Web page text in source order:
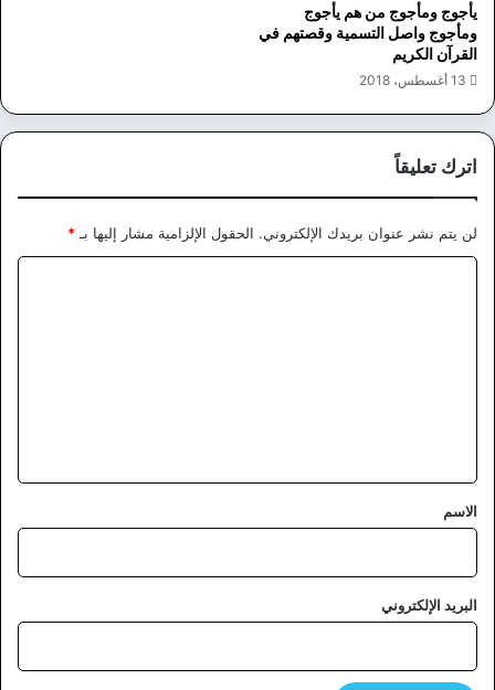
يأجوج ومأجوج من هم يأجوج
ومأجوج واصل التسمية وقصتهم في
القرآن الكريم
13 أغسطس، 2018
اترك تعليقاً
لن يتم نشر عنوان بريدك الإلكتروني. الحقول الإلزامية مشار إليها بـ *
*
الاسم
البريد الإلكتروني